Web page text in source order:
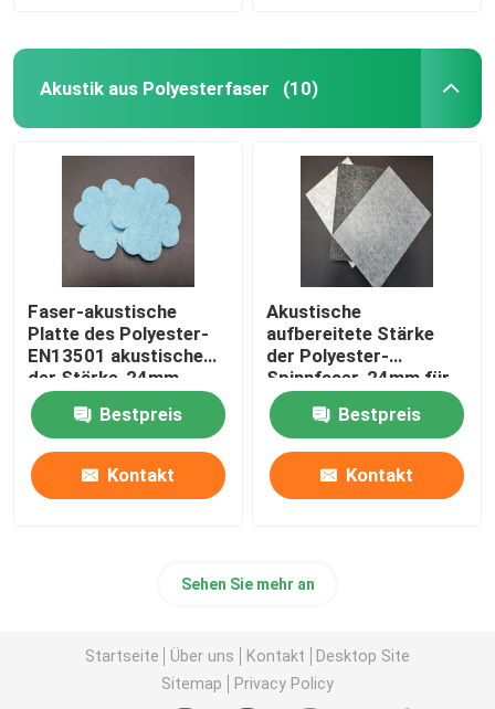
Akustik aus Polyesterfaser (10)
Faser-akustische
Platte des Polyester-
EN13501 akustische
der Stärke-24mm
Bestpreis
Kontakt
Akustische
aufbereitete Stärke
der Polyester-
Spinnfaser-24mm für
Büro
Bestpreis
Kontakt
Sehen Sie mehr an
Startseite Über uns Kontakt
Desktop Site
Sitemap
Privacy Policy